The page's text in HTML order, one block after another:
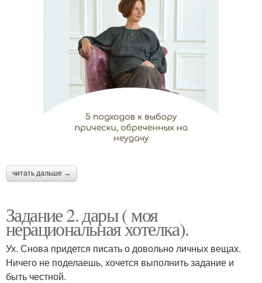
читать дальше →
Задание 2. дары ( моя
нерациональная хотелка).
Ух. Снова придется писать о довольно личных вещах.
Ничего не поделаешь, хочется выполнить задание и
быть честной.